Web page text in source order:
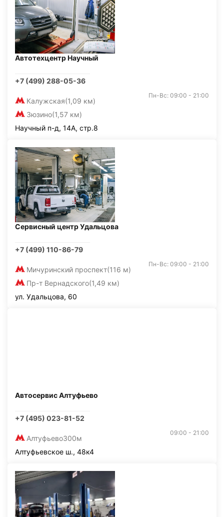
Автотехцентр Научный
+7 (499) 288-05-36
Калужская(1,09 км)
Зюзино(1,57 км)
Пн-Вс: 09:00 - 21:00
Научный п-д, 14А, стр.8
Сервисный центр Удальцова
+7 (499) 110-86-79
Мичуринский проспект(116 м)
Пр-т Вернадского(1,49 км)
Пн-Вс: 09:00 - 21:00
ул. Удальцова, 60
Автосервис Алтуфьево
+7 (495) 023-81-52
Алтуфьево300м
09:00 - 21:00
Алтуфьевское ш., 48к4